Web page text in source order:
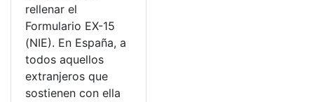
rellenar el
Formulario EX-15
(NIE). En España, a
todos aquellos
extranjeros que
sostienen con ella